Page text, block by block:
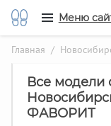
Меню
Главная /
Все модели
ФАВОРИТ